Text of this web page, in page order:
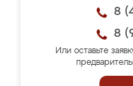
8
8
Или оставьте